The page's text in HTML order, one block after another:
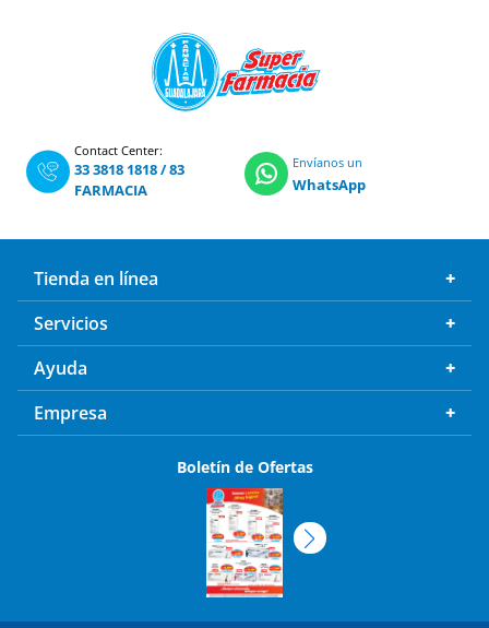
Contact Center:
33 3818 1818/83
FARMACIA
Envíanos un
WhatsApp
Tienda en línea
Servicios
Ayuda
Empresa
Boletín de Ofertas